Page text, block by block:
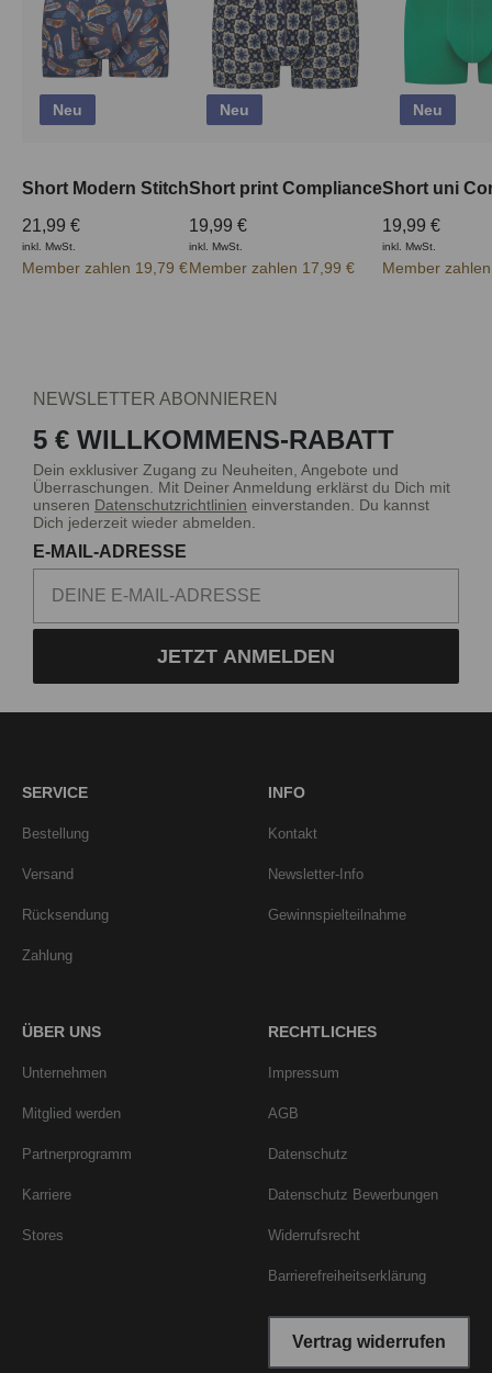
Neu
Short Modern Stitch
21,99 €
inkl. MwSt.
Member zahlen 19,79 €
Neu
Short print Compliance
19,99 €
inkl. MwSt.
Member zahlen 17,99 €
Neu
Short uni
19,99 €
inkl. MwSt.
Member
NEWSLETTER ABONNIEREN
5 € WILLKOMMENS-RABATT
Dein exklusiver Zugang zu Neuheiten, Angebote und
Überraschungen. Mit Deiner Anmeldung erklärst du Dich mit
unseren Datenschutzrichtlinien einverstanden. Du kannst
Dich jederzeit wieder abmelden.
E-MAIL-ADRESSE
JETZT ANMELDEN
SERVICE
Bestellung
Versand
Rücksendung
Zahlung
INFO
Kontakt
Newsletter-Info
Gewinnspielteilnahme
ÜBER UNS
Unternehmen
Mitglied werden
Partnerprogramm
Karriere
Stores
RECHTLICHES
Impressum
AGB
Datenschutz
Datenschutz Bewerbungen
Widerrufsrecht
Barrierefreiheitserklärung
Vertrag widerrufen